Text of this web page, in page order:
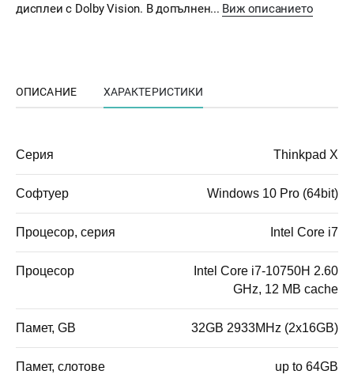
дисплеи с Dolby Vision. В допълнен... Виж описанието
ОПИСАНИЕ ХАРАКТЕРИСТИКИ
Серия Thinkpad X
Софтуер Windows 10 Pro (64bit)
Процесор, серия Intel Core i7
Процесор
Intel Core i7-10750H 2.60
GHz, 12 MB cache
Памет, GB 32GB 2933MHz (2x16GB)
Памет, слотове up to 64GB